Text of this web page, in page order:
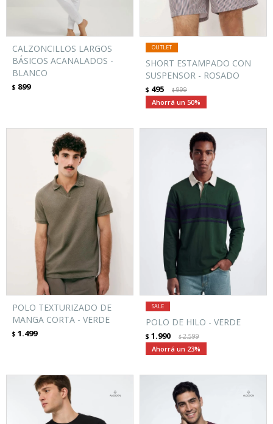
CALZONCILLOS LARGOS
BÁSICOS ACANALADOS -
BLANCO
$ 899
SHORT ESTAMPADO CON
SUSPENSOR - ROSADO
$ 495 $999
50
POLO TEXTURIZADO DE
MANGA CORTA - VERDE
$ 1.499
POLO DE HILO - VERDE
$ 1.990 $2.599
23